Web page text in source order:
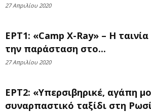
27 Απριλίου 2020
ΕΡΤ1: «Camp X-Ray» – Η
την παράσταση στο...
27 Απριλίου 2020
ΕΡΤ2: «Υπερσιβηρικέ, αγάπη
συναρπαστικό ταξίδι στη